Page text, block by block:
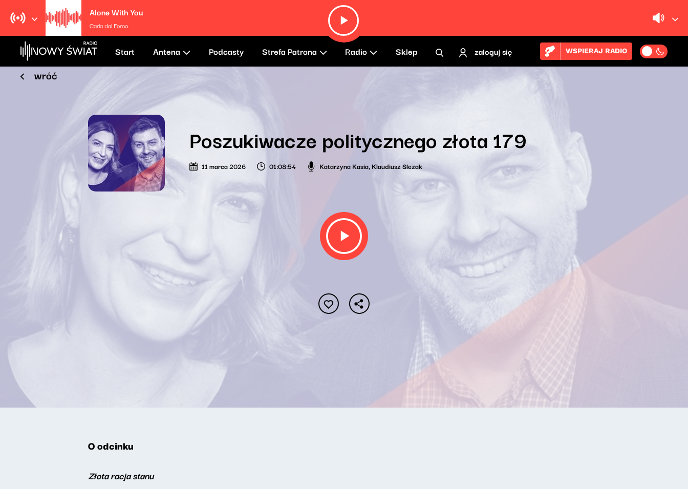
Alone With You
Carla dal Forno
Start Antena Podcasty Strefa Patrona Radio Sklep zaloguj się WSPIERAJ RADIO
wróć
Poszukiwacze politycznego złota 179
11 marca 2026 01:08:54 Katarzyna Kasia, Klaudiusz Slezak
O odcinku
Złota racja stanu